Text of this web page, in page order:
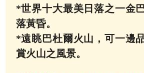
*世界十大最美日落之一金
落黃昏。
*遠眺巴杜爾火山，可一邊
賞火山之風景。